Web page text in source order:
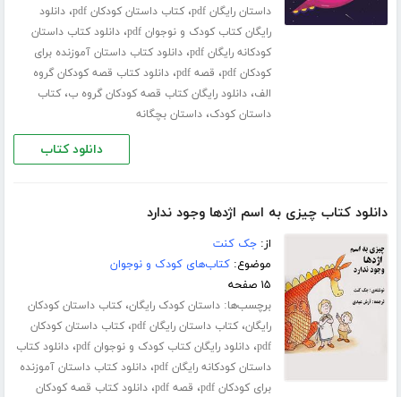
داستان رایگان pdf
،کتاب داستان کودکان pdf ،دانلود
رایگان کتاب کودک و نوجوان pdf
،دانلود کتاب داستان
کودکانه رایگان pdf
،دانلود کتاب داستان آموزنده برای
کودکان pdf
، قصه pdf ،دانلود کتاب قصه کودکان گروه
الف،دانلود رایگان کتاب قصه کودکان گروه ب،کتاب
داستان کودک،داستان بچگانه
دانلود کتاب
دانلود کتاب چیزی به اسم اژدها وجود ندارد
از:جک کنت
موضوع:کتاب‌های کودک و نوجوان
۱۵ صفحه
برچسب‌ها:داستان کودک رایگان،کتاب داستان کودکان
رایگان،کتاب داستان رایگان pdf ،کتاب داستان کودکان
pdf،دانلود رایگان کتاب کودک و نوجوان pdf ،دانلود کتاب
داستان کودکانه رایگان pdf
،دانلود کتاب داستان آموزنده
برای کودکان pdf
، قصه pdf ،دانلود کتاب قصه کودکان